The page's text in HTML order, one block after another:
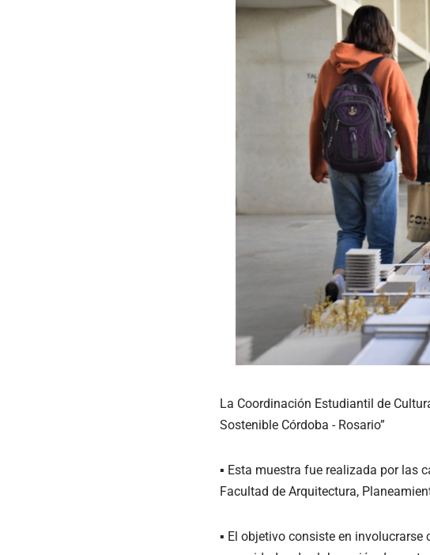
La Coordinación Estudiantil de
Sostenible Córdoba - Rosario”
▪ Esta muestra fue realizada por las
Facultad de Arquitectura,
▪ El objetivo consiste en